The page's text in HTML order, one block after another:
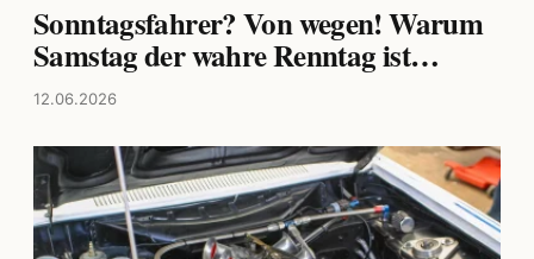
Sonntagsfahrer? Von wegen! Warum
Samstag der wahre Renntag ist…
12.06.2026